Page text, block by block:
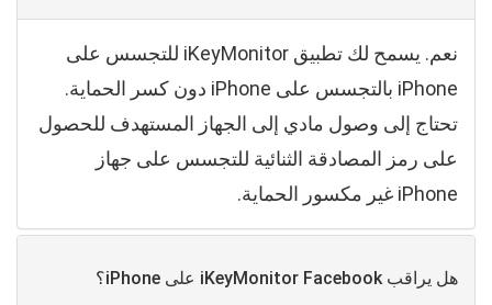
نعم. يسمح لك تطبيق iKeyMonitor للتجسس على
iPhone بالتجسس على iPhone دون كسر الحماية.
تحتاج إلى وصول مادي إلى الجهاز المستهدف للحصول
على رمز المصادقة الثنائية للتجسس على جهاز
iPhone غير مكسور الحماية.
هل يراقب iKeyMonitor Facebook على iPhone؟